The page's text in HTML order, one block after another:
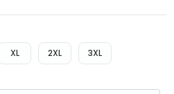
XL 2XL 3XL